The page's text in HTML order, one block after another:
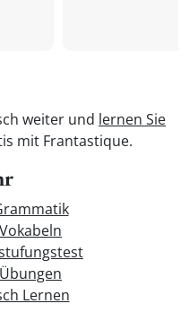
weiter und lernen Sie
mit Frantastique.
Lernen